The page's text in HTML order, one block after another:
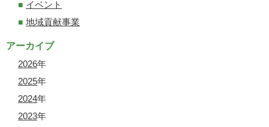
イベント
地域貢献事業
アーカイブ
2026年
2025年
2024年
2023年